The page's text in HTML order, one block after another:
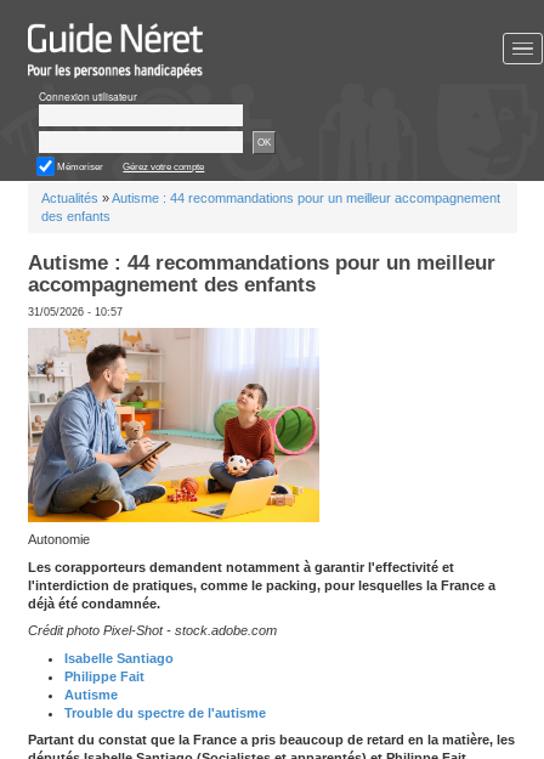
contenu
Connexion utilisateur
Mémoriser
Vous
êtes
ici
Actualités »Autisme : 44 recommandations pour un meilleur
des enfants
Autisme : 44 recommandations pour
accompagnement des enfants
31/05/2026 - 10:57
Autonomie